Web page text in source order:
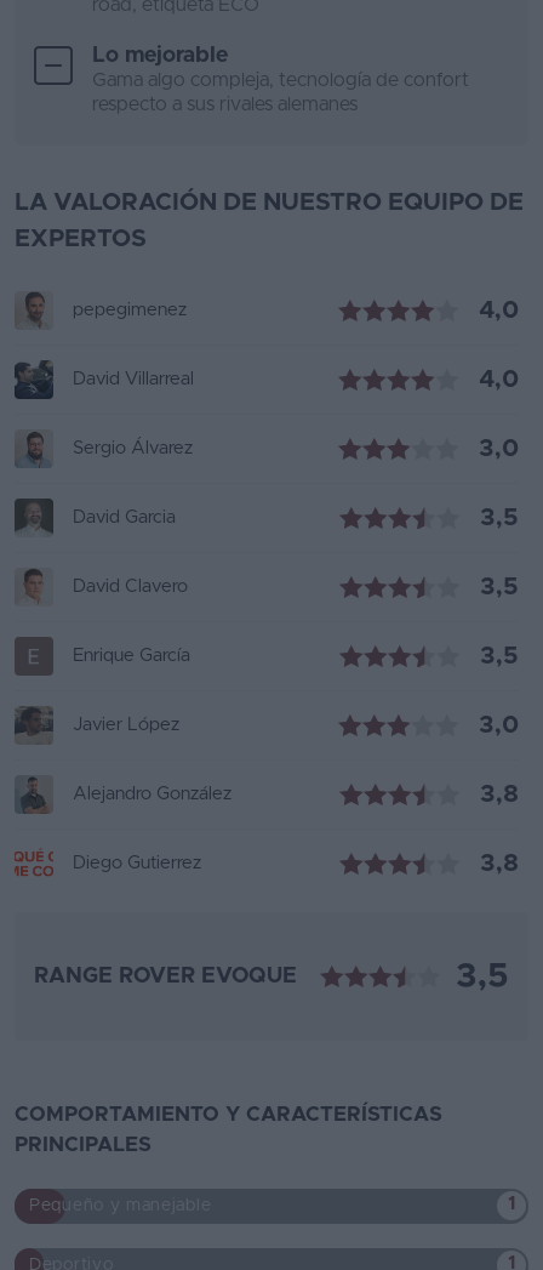
road, etiqueta ECO
Lo mejorable
Gama algo compleja, tecnología de confort
respecto a sus rivales alemanes
LA VALORACIÓN DE NUESTRO EQUIPO DE
EXPERTOS
pepegimenez 4,0
David Villarreal 4,0
Sergio Álvarez 3,0
David Garcia 3,5
David Clavero 3,5
Enrique García 3,5
Javier López 3,0
Alejandro González 3,8
Diego Gutierrez 3,8
RANGE ROVER EVOQUE 3,5
COMPORTAMIENTO Y CARACTERÍSTICAS
PRINCIPALES
Pequeño y manejable 1
Deportivo 1